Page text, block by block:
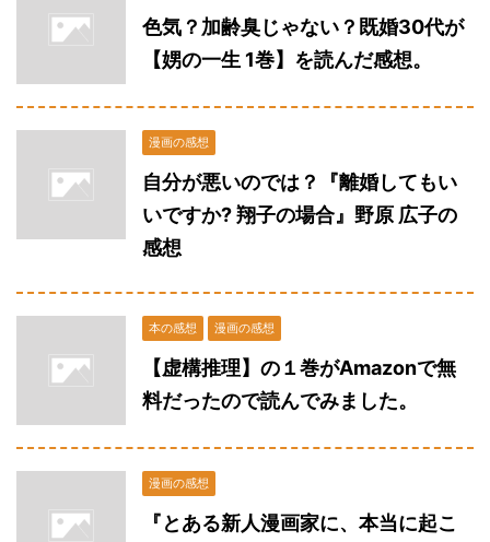
色気？加齢臭じゃない？既婚30代が
【娚の一生 1巻】を読んだ感想。
漫画の感想
自分が悪いのでは？『離婚してもい
いですか? 翔子の場合』野原 広子の
感想
本の感想 漫画の感想
【虚構推理】の１巻がAmazonで無
料だったので読んでみました。
漫画の感想
『とある新人漫画家に、本当に起こ